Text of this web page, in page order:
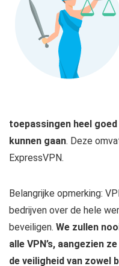
toepassingen heel
kunnen gaan. Deze
ExpressVPN.
Belangrijke opmerking:
bedrijven over de hele
beveiligen. We zullen
alle VPN’s, aangezien
de veiligheid van zowel